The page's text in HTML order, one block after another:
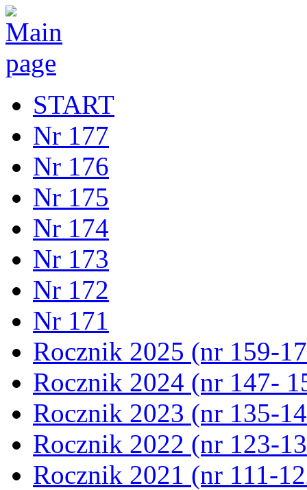
START
Nr 177
Nr 176
Nr 175
Nr 174
Nr 173
Nr 172
Nr 171
Rocznik 2025 (nr 159-
Rocznik 2024 (nr 147-
Rocznik 2023 (nr 135-
Rocznik 2022 (nr 123-
Rocznik 2021 (nr 111-